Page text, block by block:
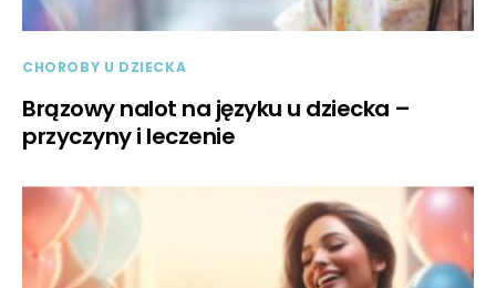
CHOROBY U DZIECKA
Brązowy nalot na języku u dziecka –
przyczyny i leczenie